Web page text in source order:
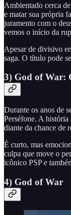
Ambientado cerca
e matar sua própria
juramento com o
vemos o início da
Apesar de divisivo
saga. O título pode
3) God of War:
Durante os anos de
Perséfone. A
diante da chance de
É curto, mas
culpa que move o
icônico PSP e
4) God of War